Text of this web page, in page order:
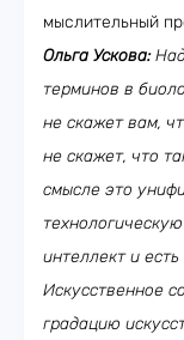
мыслительный
Ольга Ускова:
терминов в
не скажет вам,
не скажет, что
смысле это
интеллект и
Искусственное
градацию